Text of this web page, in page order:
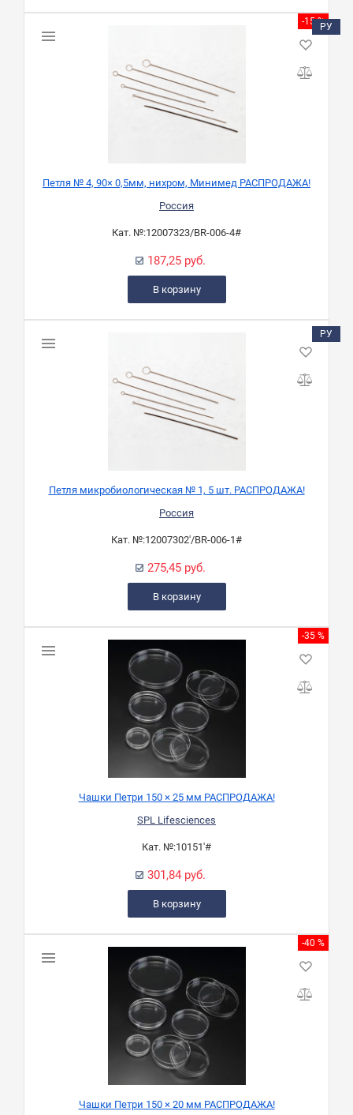
-15 %РУ
Петля № 4, 90× 0,5мм, нихром, Минимед РАСПРОДАЖА!
Россия
Кат. №:12007323/BR-006-4#
187,25 руб.
В корзину
РУ
Петля микробиологическая № 1, 5 шт. РАСПРОДАЖА!
Россия
Кат. №:12007302'/BR-006-1#
275,45 руб.
В корзину
-35 %
Чашки Петри 150 × 25 мм РАСПРОДАЖА!
SPL Lifesciences
Кат. №:10151'#
301,84 руб.
В корзину
-40 %
Чашки Петри 150 × 20 мм РАСПРОДАЖА!